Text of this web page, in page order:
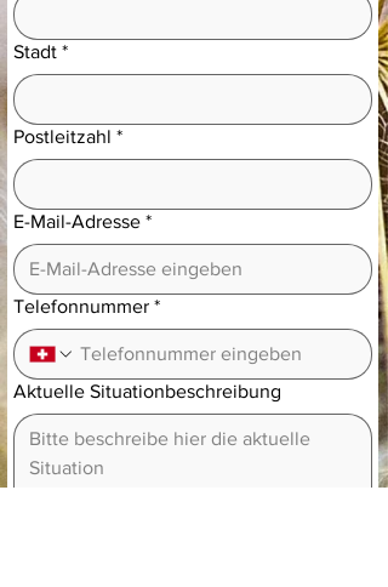
Stadt *
Postleitzahl *
E-Mail-Adresse *
Telefonnummer *
Aktuelle Situationbeschreibung